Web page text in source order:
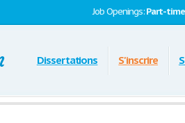
Job Openings:Part-time
Dissertations S'inscrire